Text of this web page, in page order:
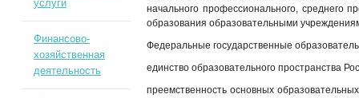
начального профессионального, среднего
образования образовательными
Федеральные государственные
единство образовательного пространства
преемственность основных
услуги
Финансово-
хозяйственная
деятельность